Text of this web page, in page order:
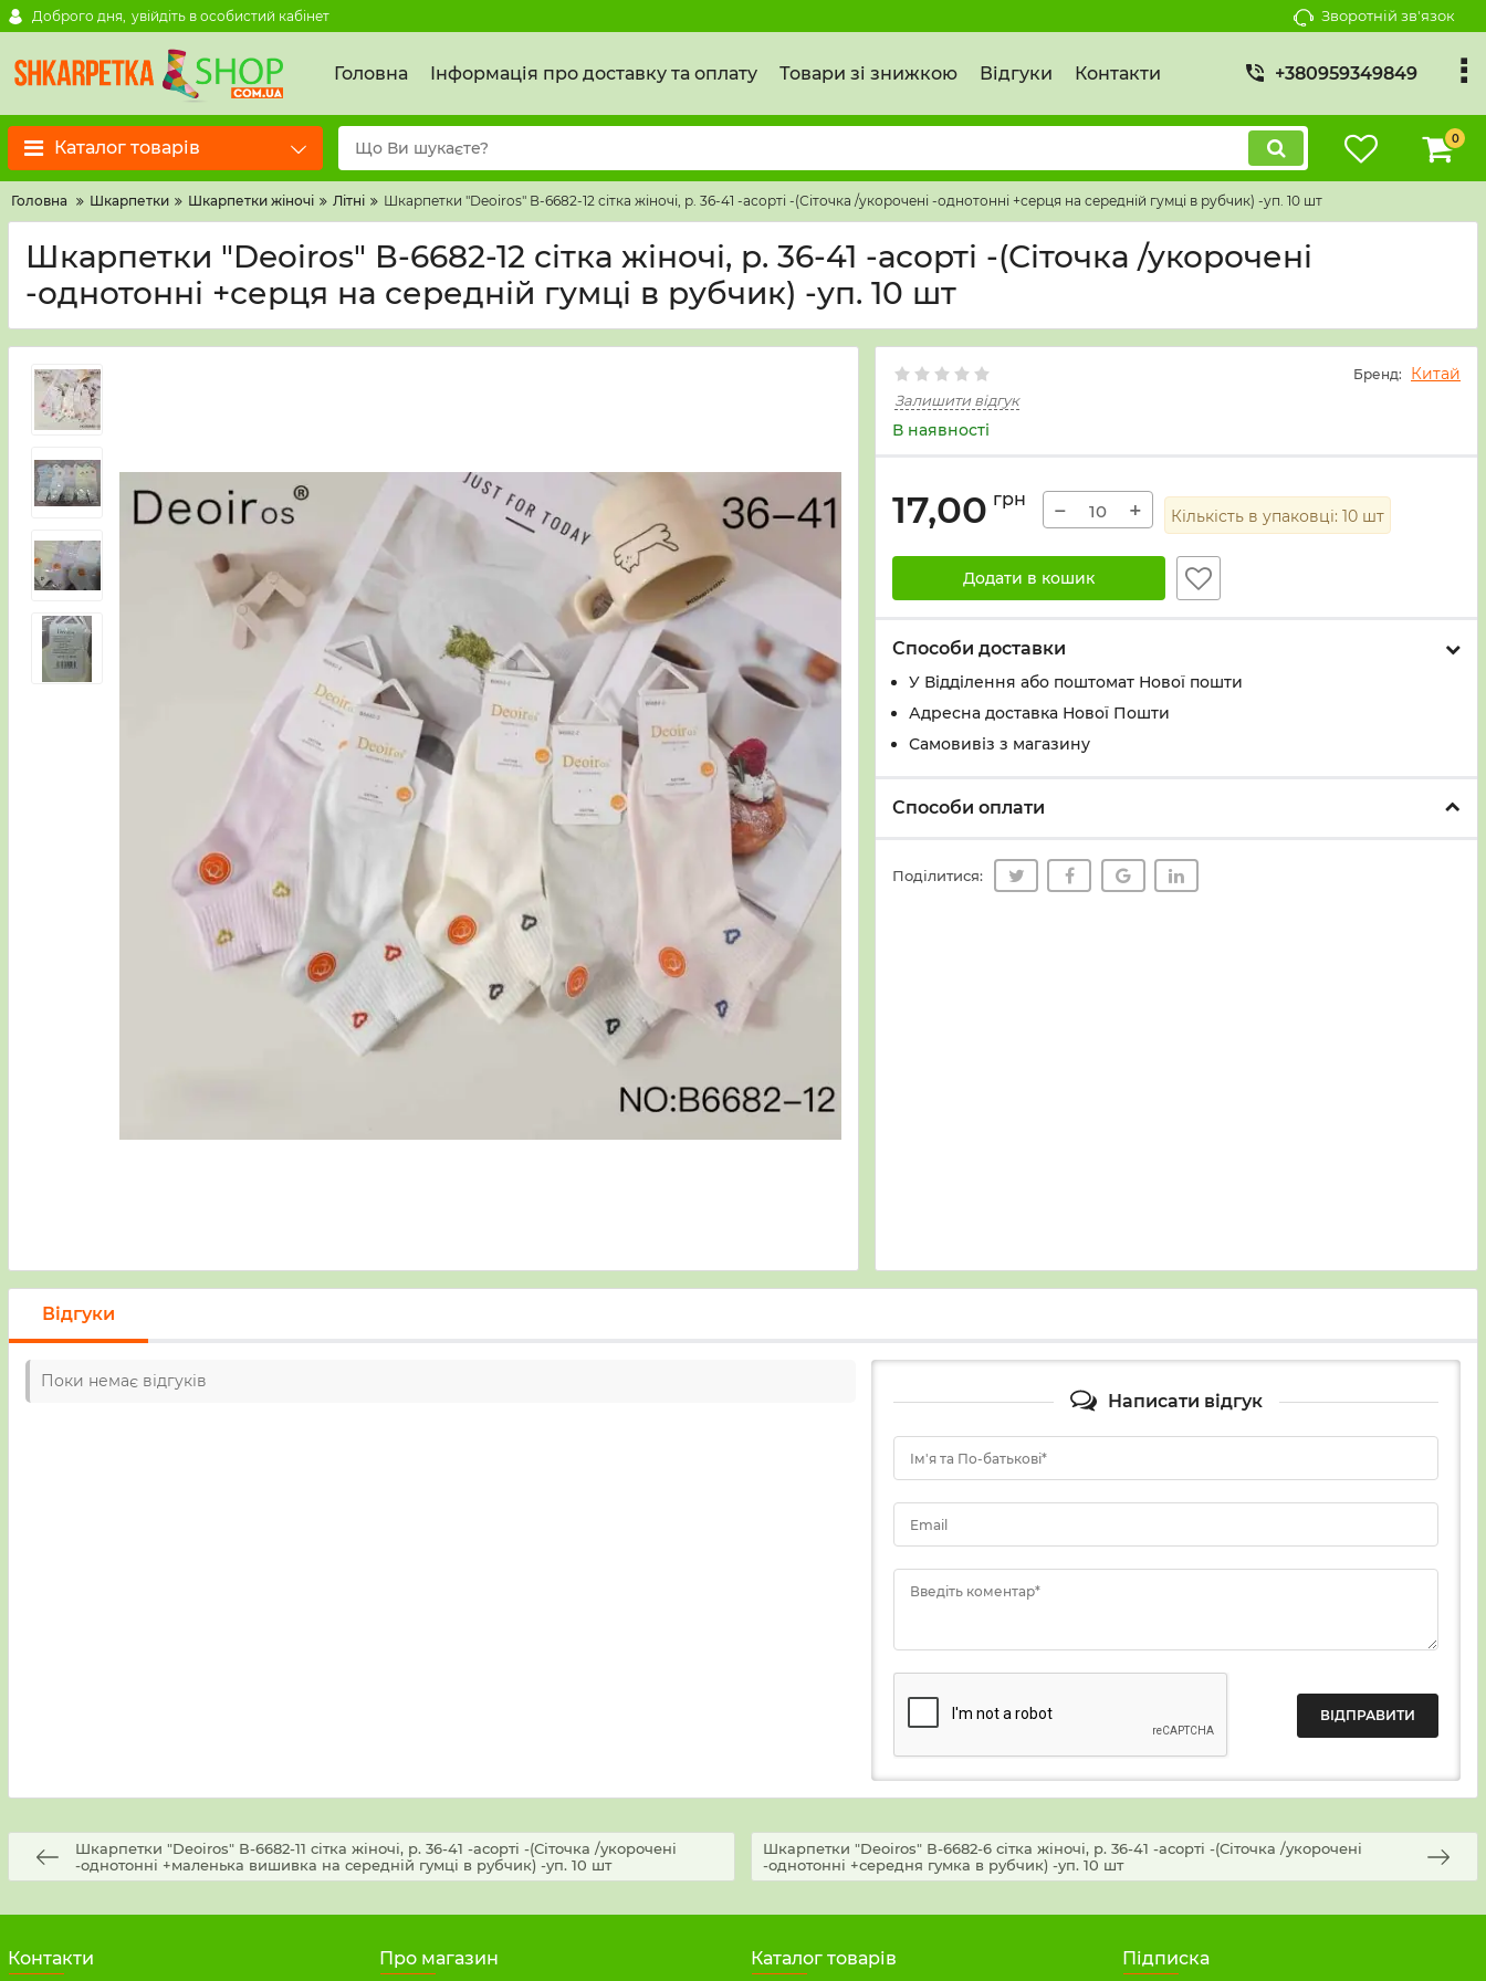
Доброго дня, увійдіть в особистий кабінет Зворотній зв'язок
Головна Інформація про доставку та оплату Товари зі знижкою Відгуки Контакти +380959349849
Каталог товарів 0
Головна Шкарпетки Шкарпетки жіночі Літні Шкарпетки "Deoiros" В-6682-12 сітка жіночі, р. 36-41 -асорті -(Сіточка /укорочені -однотонні +серця на середній гумці в рубчик) -уп. 10 шт
Шкарпетки "Deoiros" В-6682-12 сітка жіночі, р. 36-41 -асорті -(Сіточка /укорочені
-однотонні +серця на середній гумці в рубчик) -уп. 10 шт
Бренд: Китай
Залишити відгук
В наявності
17,00 грн − + Кількість в упаковці: 10 шт
Додати в кошик
Способи доставки
У Вiддiлення або поштомат Нової пошти
Адресна доставка Нової Пошти
Самовивіз з магазину
Способи оплати
Поділитися:
Відгуки
Поки немає відгуків
Написати відгук
Ім'я та По-батькові*
Email
Введіть коментар*
Шкарпетки "Deoiros" В-6682-11 сітка жіночі, р. 36-41 -асорті -(Сіточка /укорочені
-однотонні +маленька вишивка на середній гумці в рубчик) -уп. 10 шт
Шкарпетки "Deoiros" В-6682-6 сітка жіночі, р. 36-41 -асорті -(Сіточка /укорочені
-однотонні +середня гумка в рубчик) -уп. 10 шт
Контакти Про магазин Каталог товарів Підписка